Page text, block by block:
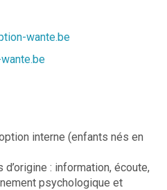
wante.be
interne (enfants nés en
: information, écoute,
psychologique et